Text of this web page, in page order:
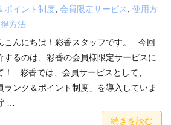
ポイント制度 会員限定サービス
使用方
方法
こんにちは！彩香スタッフです。 今回
するのは、彩香の会員様限定サービスに
！ 彩香では、会員サービスとして、
ランク＆ポイント制度」を導入していま
…
続きを読む